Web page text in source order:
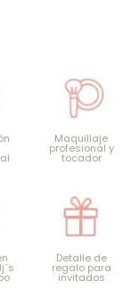
Maquillaje
profesional y
tocador
Detalle de
regalo para
invitados